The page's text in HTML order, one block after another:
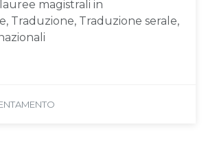
magistrali in
Traduzione, Traduzione serale,